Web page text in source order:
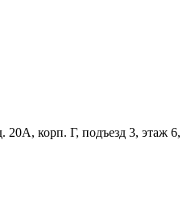
20А, корп. Г, подъезд 3, этаж 6,